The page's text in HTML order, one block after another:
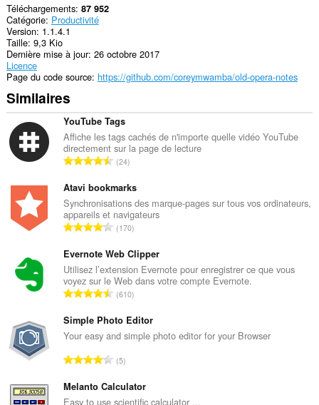
Téléchargements 87 952
Catégorie Productivité
Version 1.1.4.1
Taille 9,3 Kio
Dernière mise à jour 26 octobre 2017
Licence
Page du code source https://github.com/coreymwamba/old-opera-notes
Similaires
YouTube Tags
Affiche les tags cachés de n'importe quelle vidéo YouTube
directement sur la page de lecture
N
m
b
r
e
o
t
a
d
e
o
e
24
Atavi bookmarks
Synchronisations des marque-pages sur tous vos ordinateurs,
appareils et navigateurs
N
m
b
r
e
o
t
a
d
e
170
Evernote Web Clipper
Utilisez l’extension Evernote pour enregistrer ce que vous
voyez sur le Web dans votre compte Evernote.
N
m
b
e
o
610
Simple Photo Editor
Your easy and simple photo editor for your Browser
N
m
b
5
Melanto Calculator
Easy to use scientific calculator ...